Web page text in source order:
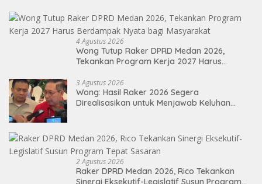
4 Agustus 2026
Wong Tutup Raker DPRD Medan 2026,
Tekankan Program Kerja 2027 Harus
3 Agustus 2026
Wong: Hasil Raker 2026 Segera
Direalisasikan untuk Menjawab Keluhan
2 Agustus 2026
Raker DPRD Medan 2026, Rico Tekankan
Sinergi Eksekutif-Legislatif Susun Program